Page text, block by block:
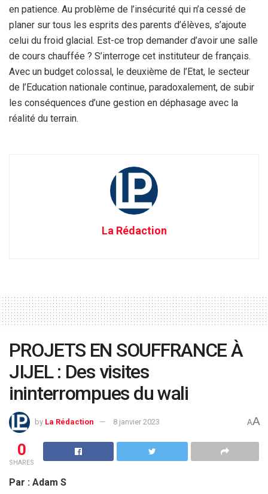
en patience. Au problème de l’insécurité qui n’a cessé de
planer sur tous les esprits des parents d’élèves, s’ajoute
celui du froid glacial. Est-ce trop demander d’avoir une salle
de cours chauffée ? S’interroge cet instituteur de français.
Avec un budget colossal, le deuxième de l’Etat, le secteur
de l’Education nationale continue, paradoxalement, de subir
les conséquences d’une gestion en déphasage avec la
réalité du terrain.
La Rédaction
PROJETS EN SOUFFRANCE À
JIJEL : Des visites
ininterrompues du wali
by La Rédaction 8 janvier 2023 AA
0
SHARES
Par : Adam S